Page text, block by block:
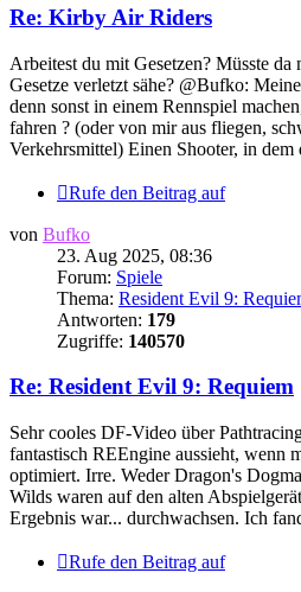
Re: Kirby Air Riders
Arbeitest du mit Gesetzen? Müsste
Gesetze verletzt sähe? @Bufko:
denn sonst in einem Rennspiel
fahren ? (oder von mir aus fliegen,
Verkehrsmittel) Einen Shooter, in dem
Rufe den Beitrag auf
von Bufko
23. Aug 2025, 08:36
Forum: Spiele
Thema: Resident Evil 9:
Antworten: 179
Zugriffe: 140570
Re: Resident Evil 9: Requiem
Sehr cooles DF-Video über
fantastisch REEngine aussieht, wenn
optimiert. Irre. Weder Dragon's
Wilds waren auf den alten
Ergebnis war... durchwachsen. Ich
Rufe den Beitrag auf